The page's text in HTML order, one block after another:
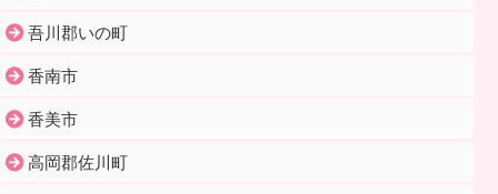
吾川郡いの町
香南市
香美市
高岡郡佐川町